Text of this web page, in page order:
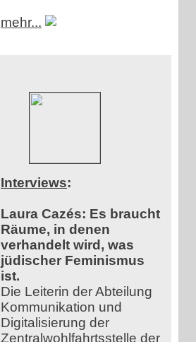
mehr...
Interviews:
Laura Cazés: Es braucht
Räume, in denen
verhandelt wird, was
jüdischer Feminismus
ist.
Die Leiterin der Abteilung
Kommunikation und
Digitalisierung der
Zentralwohlfahrtsstelle der